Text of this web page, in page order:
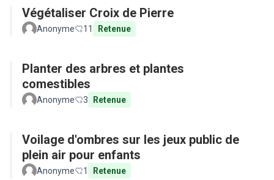
Végétaliser Croix de Pierre
Anonyme 11 Retenue
Planter des arbres et plantes
comestibles
Anonyme 3 Retenue
Voilage d'ombres sur les jeux public de
plein air pour enfants
Anonyme 1 Retenue